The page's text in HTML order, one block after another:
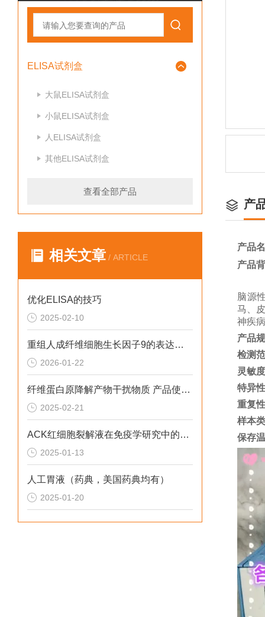
ELISA试剂盒
大鼠ELISA试剂盒
小鼠ELISA试剂盒
人ELISA试剂盒
其他ELISA试剂盒
查看全部产品
相关文章 / ARTICLE
优化ELISA的技巧
2025-02-10
重组人成纤维细胞生长因子9的表达系统是什么呢？
2026-01-22
纤维蛋白原降解产物干扰物质 产品使用方法
2025-02-21
ACK红细胞裂解液在免疫学研究中的应用
2025-01-13
人工胃液（药典，美国药典均有）
2025-01-20
产
产品
产品
脑源
马、
神疾
产品
检测
灵敏
特异
重复
样本
保存